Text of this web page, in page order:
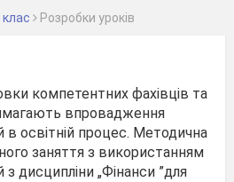
клас Розробки уроків
компетентних фахівців та
впровадження
в освітній процес. Методична
заняття з використанням
дисципліни „Фінанси ”для